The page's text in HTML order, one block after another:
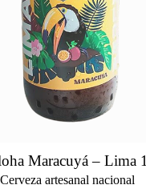
Maracuyá – Lima 1
Cerveza artesanal nacional